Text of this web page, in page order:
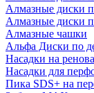
Алмазные диски
Алмазные диски
Алмазные чашки
Альфа Диски по
Насадки на
Насадки для
Пика SDS+ на